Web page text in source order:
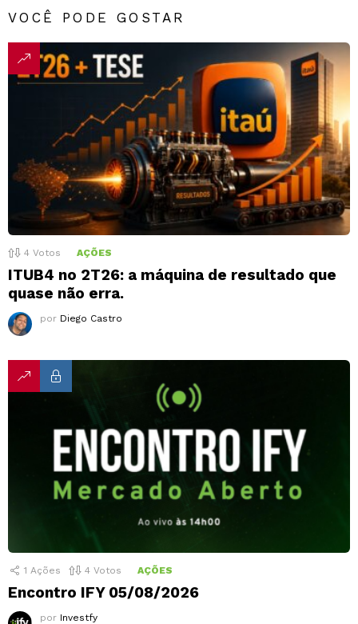
VOCÊ PODE GOSTAR
4 Votos AÇÕES
ITUB4 no 2T26: a máquina de resultado que
quase não erra.
por Diego Castro
1 Ações 4 Votos AÇÕES
Encontro IFY 05/08/2026
por Investfy